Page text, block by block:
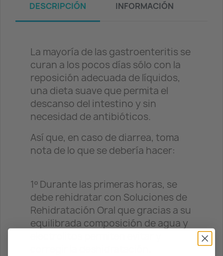
DESCRIPCIÓN INFORMACIÓN
La mayoría de las gastroenteritis se
curan a los pocos días sólo con la
reposición adecuada de líquidos,
una dieta suave que permita el
descanso del intestino y sin
necesidad de antibióticos.
Así que, en caso de diarrea, toma
nota de lo que se debería hacer:
1º Durante las primeras horas, se
debe rehidratar con Soluciones de
Rehidratación Oral que gracias a su
equilibrada composición de agua y